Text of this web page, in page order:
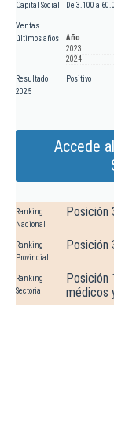
Capital Social De 3.100 a
Ventas
últimos años
Año
2023
2024
Resultado
2025
Positivo
Accede
Ranking
Nacional
Posición
Ranking
Provincial
Posición
Ranking
Sectorial
Posición
médicos